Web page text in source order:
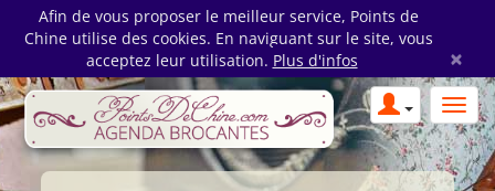
Afin de vous proposer le meilleur service, Points de
Chine utilise des cookies. En naviguant sur le site, vous
acceptez leur utilisation. Plus d'infos ×